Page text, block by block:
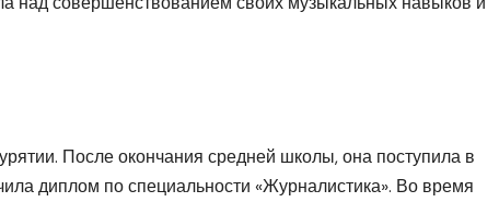
После окончания средней школы, она поступила в
диплом по специальности «Журналистика». Во время